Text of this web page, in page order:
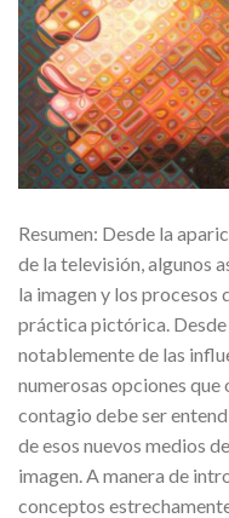
Resumen: Desde la
de la televisión, algunos
la imagen y los procesos
práctica pictórica. Desde
notablemente de las
numerosas opciones
contagio debe ser
de esos nuevos medios
imagen. A manera de
conceptos